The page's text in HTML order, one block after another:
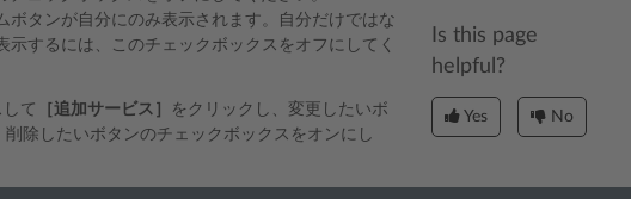
ボタンが自分にのみ表示されます。自分だけではな
するには、このチェックボックスをオフにしてく
て ［追加サービス］
をクリックし、変更したいボ
除したいボタンのチェックボックスをオンにし
Is this page
helpful?
Yes No